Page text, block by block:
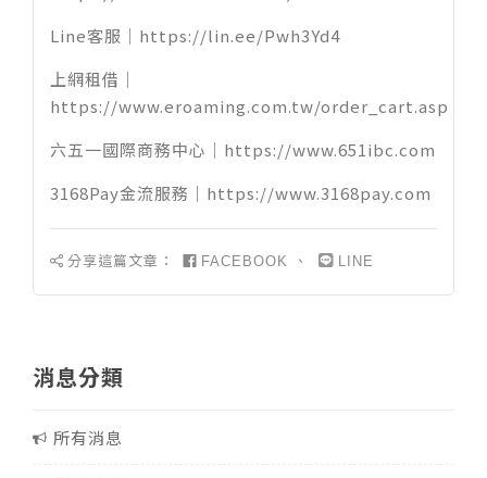
Line客服｜ https://lin.ee/Pwh3Yd4
上網租借｜
https://www.eroaming.com.tw/order_cart.asp
六五一國際商務中心｜ https://www.651ibc.com
3168Pay金流服務｜ https://www.3168pay.com
分享這篇文章： FACEBOOK 、 LINE
消息分類
所有消息